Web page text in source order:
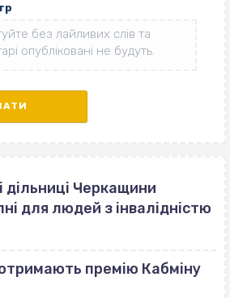
Черкащини
для людей з інвалідністю
премію Кабміну